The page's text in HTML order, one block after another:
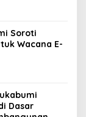
Soroti
Wacana E-
Dasar